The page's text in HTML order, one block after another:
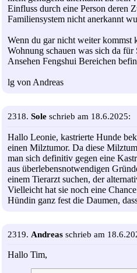
Einfluss durch eine Person deren
Familiensystem nicht anerkannt
Wenn du gar nicht weiter kommst
Wohnung schauen was sich da
Ansehen Fengshui Bereichen
lg von Andreas
2318. Sole schrieb am 18.6.2025:
Hallo Leonie, kastrierte Hunde
einen Milztumor. Da diese
man sich definitiv gegen eine
aus überlebensnotwendigen
einem Tierarzt suchen, der
Vielleicht hat sie noch eine
Hündin ganz fest die Daumen,
2319. Andreas schrieb am
Hallo Tim,